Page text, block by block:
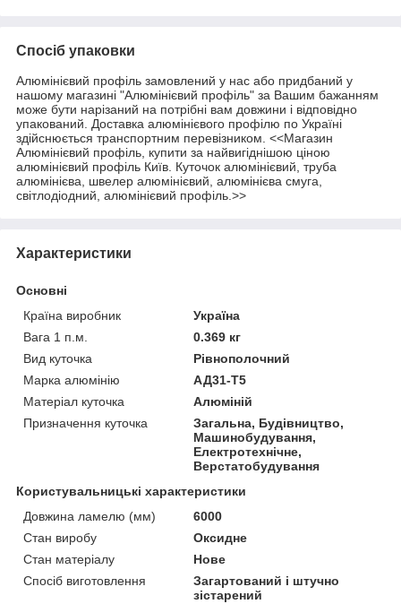
Спосіб упаковки
Алюмінієвий профіль замовлений у нас або придбаний у
нашому магазині "Алюмінієвий профіль" за Вашим бажанням
може бути нарізаний на потрібні вам довжини і відповідно
упакований. Доставка алюмінієвого профілю по Україні
здійснюється транспортним перевізником. <<Магазин
Алюмінієвий профіль, купити за найвигіднішою ціною
алюмінієвий профіль Київ. Куточок алюмінієвий, труба
алюмінієва, швелер алюмінієвий, алюмінієва смуга,
світлодіодний, алюмінієвий профіль.>>
Характеристики
Основні
Країна виробник
Україна
Вага 1 п.м.
0.369 кг
Вид куточка
Рівнополочний
Марка алюмінію
АД31-Т5
Матеріал куточка
Алюміній
Призначення куточка
Загальна, Будівництво,
Машинобудування,
Електротехнічне,
Верстатобудування
Користувальницькі характеристики
Довжина ламелю (мм)
6000
Стан виробу
Оксидне
Стан матеріалу
Нове
Спосіб виготовлення
Загартований і штучно
зістарений